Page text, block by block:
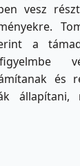
vesz
a
és
állapítani,